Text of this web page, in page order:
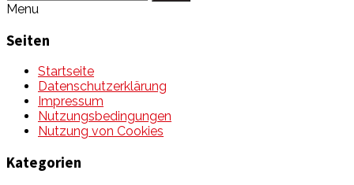
Menu
Seiten
Startseite
Datenschutzerklärung
Impressum
Nutzungsbedingungen
Nutzung von Cookies
Kategorien